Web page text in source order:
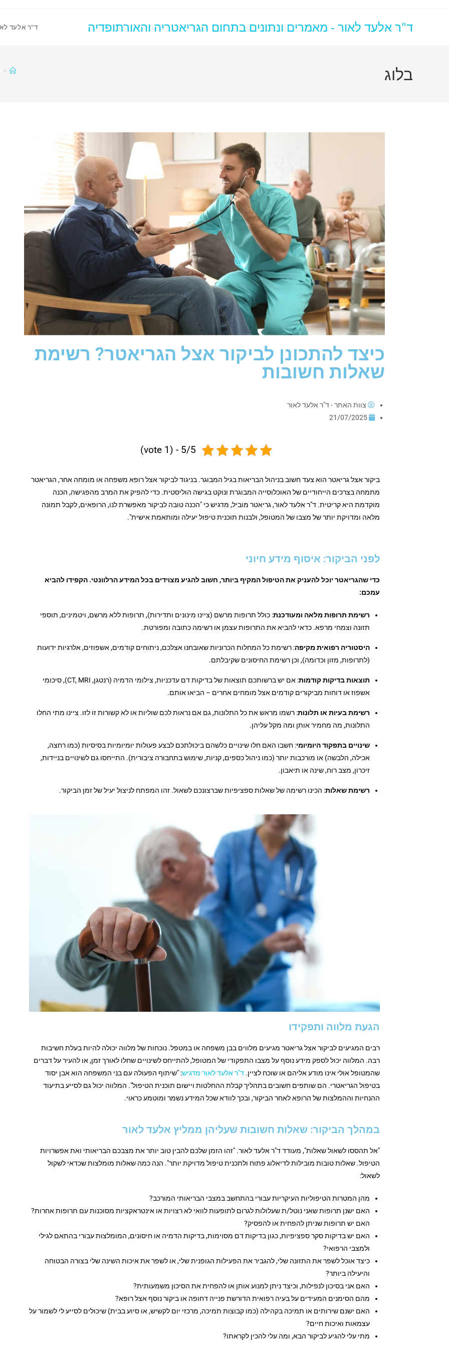
ד"ר אלעד לאור - מאמרים ונתונים בתחום הגריאטריה והאורתופדיה ד"ר אלעד
בלוג >
כיצד להתכונן לביקור אצל הגריאטר? רשימת
שאלות חשובות
צוות האתר - ד"ר אלעד לאור
21/07/2025
5/5 - (1 vote)
ביקור אצל גריאטר הוא צעד חשוב בניהול הבריאות בגיל המבוגר. בניגוד לביקור אצל רופא משפחה או מומחה אחר, הגריאטר
מתמחה בצרכים הייחודיים של האוכלוסייה המבוגרת ונוקט בגישה הוליסטית. כדי להפיק את המרב מהפגישה, הכנה
מוקדמת היא קריטית. ד"ר אלעד לאור, גריאטר מוביל, מדגיש כי "הכנה טובה לביקור מאפשרת לנו, הרופאים, לקבל תמונה
מלאה ומדויקת יותר של מצבו של המטופל, ולבנות תוכנית טיפול יעילה ומותאמת אישית".
לפני הביקור: איסוף מידע חיוני
כדי שהגריאטר יוכל להעניק את הטיפול המקיף ביותר, חשוב להגיע מצוידים בכל המידע הרלוונטי. הקפידו להביא
עמכם:
רשימת תרופות מלאה ומעודכנת: כולל תרופות מרשם (ציינו מינונים ותדירות), תרופות ללא מרשם, ויטמינים, תוספי
תזונה וצמחי מרפא. כדאי להביא את התרופות עצמן או רשימה כתובה ומפורטת.
היסטוריה רפואית מקיפה: רשימת כל המחלות הכרוניות שאובחנו אצלכם, ניתוחים קודמים, אשפוזים, אלרגיות ידועות
(לתרופות, מזון וכדומה), וכן רשימת החיסונים שקיבלתם.
תוצאות בדיקות קודמות
: אם יש ברשותכם תוצאות של בדיקות דם עדכניות, צילומי הדמיה (רנטגן, CT, MRI), סיכומי
אשפוז או דוחות מביקורים קודמים אצל מומחים אחרים – הביאו אותם.
רשימת בעיות או תלונות: רשמו מראש את כל התלונות, גם אם נראות לכם שוליות או לא קשורות זו לזו. ציינו מתי החלו
התלונות, מה מחמיר אותן ומה מקל עליהן.
שינויים בתפקוד היומיומי: חשבו האם חלו שינויים כלשהם ביכולתכם לבצע פעולות יומיומיות בסיסיות (כמו רחצה,
אכילה, הלבשה) או מורכבות יותר (כמו ניהול כספים, קניות, שימוש בתחבורה ציבורית). התייחסו גם לשינויים בניידות,
זיכרון, מצב רוח, שינה או תיאבון.
רשימת שאלות: הכינו רשימה של שאלות ספציפיות שברצונכם לשאול. זהו המפתח לניצול יעיל של זמן הביקור.
הגעת מלווה ותפקידו
רבים המגיעים לביקור אצל גריאטר מגיעים מלווים בבן משפחה או במטפל. נוכחות של מלווה יכולה להיות בעלת חשיבות
רבה. המלווה יכול לספק מידע נוסף על מצבו התפקודי של המטופל, להתייחס לשינויים שחלו לאורך זמן, או להעיר על דברים
שהמטופל אולי אינו מודע אליהם או שוכח לציין.ד"ר אלעד לאור מדגיש: "שיתוף הפעולה עם בני המשפחה הוא אבן יסוד
בטיפול הגריאטרי. הם שותפים חשובים בתהליך קבלת ההחלטות ויישום תוכנית הטיפול". המלווה יכול גם לסייע בתיעוד
ההנחיות וההמלצות של הרופא לאחר הביקור, ובכך לוודא שכל המידע נשמר ומוטמע כראוי.
במהלך הביקור: שאלות חשובות שעליהן ממליץ אלעד לאור
"אל תהססו לשאול שאלות", מעודד ד"ר אלעד לאור. "זהו הזמן שלכם להבין טוב יותר את מצבכם הבריאותי ואת אפשרויות
הטיפול. שאלות טובות מובילות לדיאלוג פתוח ולתכנית טיפול מדויקת יותר". הנה כמה שאלות מומלצות שכדאי לשקול
לשאול:
מהן המטרות הטיפוליות העיקריות עבורי בהתחשב במצבי הבריאותי המורכב?
האם ישנן תרופות שאני נוטל/ת שעלולות לגרום לתופעות לוואי לא רצויות או אינטראקציות מסוכנות עם תרופות אחרות?
האם יש תרופות שניתן להפחית או להפסיק?
האם יש בדיקות סקר ספציפיות, כגון בדיקות דם מסוימות, בדיקות הדמיה או חיסונים, המומלצות עבורי בהתאם לגילי
ולמצבי הרפואי?
כיצד אוכל לשפר את התזונה שלי, להגביר את הפעילות הגופנית שלי, או לשפר את איכות השינה שלי בצורה הבטוחה
והיעילה ביותר?
האם אני בסיכון לנפילות, וכיצד ניתן למנוע אותן או להפחית את הסיכון משמעותית?
מהם הסימנים המעידים על בעיה רפואית הדורשת פנייה דחופה או ביקור נוסף אצל רופא?
האם ישנם שירותים או תמיכה בקהילה (כמו קבוצות תמיכה, מרכזי יום לקשיש, או סיוע בבית) שיכולים לסייע לי לשמור על
עצמאות ואיכות חיים?
מתי עלי להגיע לביקור הבא, ומה עלי להכין לקראתו?